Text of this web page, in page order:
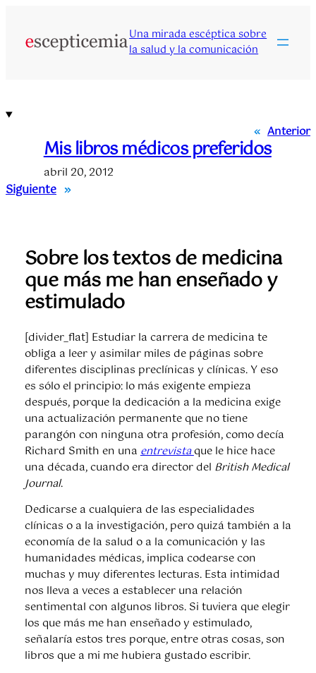
contenido
Una mirada escéptica sobre
la salud y la comunicación
« Anterior
Mis libros médicos preferidos
abril 20, 2012
Siguiente »
Sobre los textos de medicina
que más me han enseñado y
estimulado
[divider_flat] Estudiar la carrera de medicina te
obliga a leer y asimilar miles de páginas sobre
diferentes disciplinas preclínicas y clínicas. Y eso
es sólo el principio: lo más exigente empieza
después, porque la dedicación a la medicina exige
una actualización permanente que no tiene
parangón con ninguna otra profesión, como decía
Richard Smith en unaentrevistaque le hice hace
una década, cuando era director del British Medical
Journal.
Dedicarse a cualquiera de las especialidades
clínicas o a la investigación, pero quizá también a la
economía de la salud o a la comunicación y las
humanidades médicas, implica codearse con
muchas y muy diferentes lecturas. Esta intimidad
nos lleva a veces a establecer una relación
sentimental con algunos libros. Si tuviera que elegir
los que más me han enseñado y estimulado,
señalaría estos tres porque, entre otras cosas, son
libros que a mi me hubiera gustado escribir.